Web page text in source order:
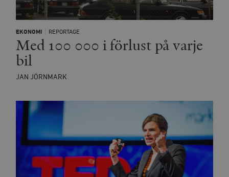
EKONOMI REPORTAGE
Med 100 000 i förlust på varje
bil
JAN JÖRNMARK